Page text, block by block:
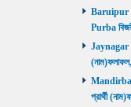
Baruipur
Purba
Jaynagar
প্রার্থী